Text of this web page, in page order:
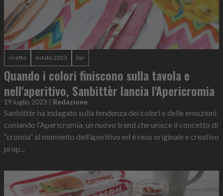
ricette estate 2023 bar
Quando i colori finiscono sulla tavola e
nell'aperitivo, Sanbittèr lancia l'Apericromia
19 luglio 2023 | Redazione
Sanbittèr ha indagato sulla tendenza dei colori e delle emozioni
coniando l’Apericromia, un nuovo trend che unisce il concetto di
“cromia” al momento dell’aperitivo ed è reso originale e creativo
prop...